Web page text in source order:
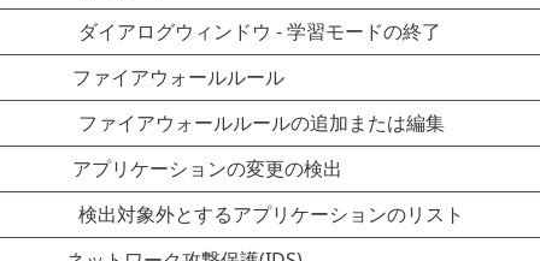
ダイアログウィンドウ - 学習モードの終了
ファイアウォールルール
ファイアウォールルールの追加または編集
アプリケーションの変更の検出
検出対象外とするアプリケーションのリスト